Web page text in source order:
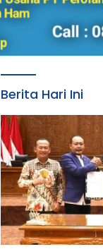
Berita Hari Ini